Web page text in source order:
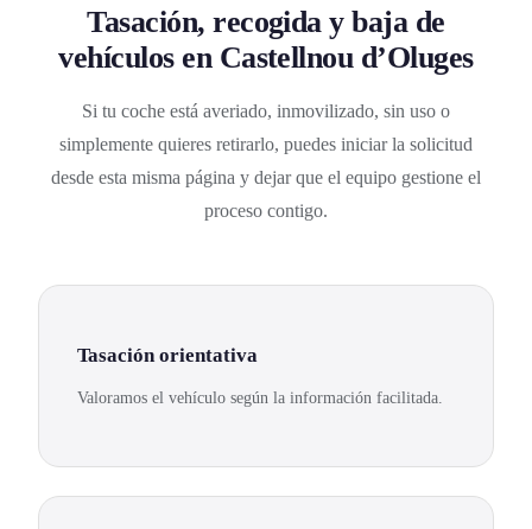
Tasación, recogida y baja de
vehículos en Castellnou d’Oluges
Si tu coche está averiado, inmovilizado, sin uso o
simplemente quieres retirarlo, puedes iniciar la solicitud
desde esta misma página y dejar que el equipo gestione el
proceso contigo.
Tasación orientativa
Valoramos el vehículo según la información facilitada.